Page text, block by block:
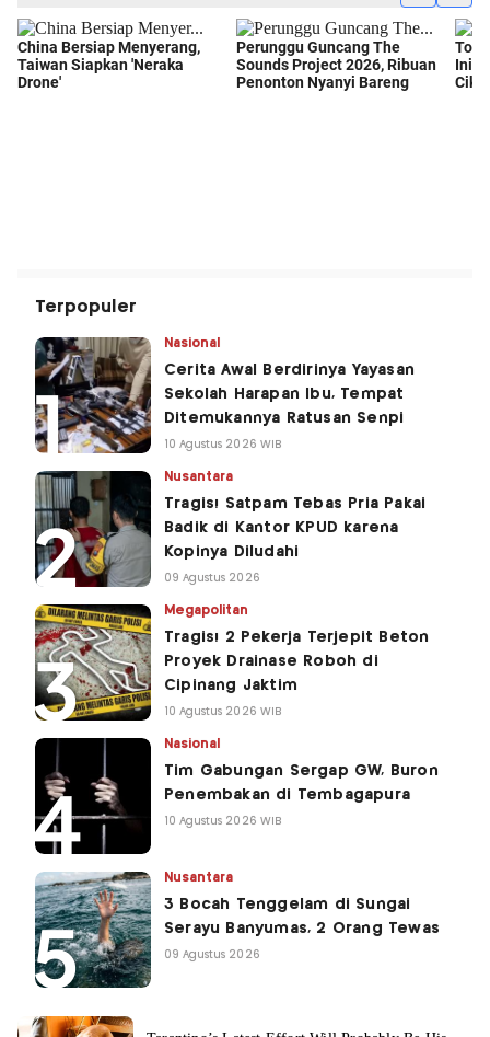
Terpopuler
Nasional
Cerita Awal Berdirinya Yayasan
Sekolah Harapan Ibu, Tempat
Ditemukannya Ratusan Senpi
10 Agustus 2026 WIB
Nusantara
Tragis! Satpam Tebas Pria Pakai
Badik di Kantor KPUD karena
Kopinya Diludahi
09 Agustus 2026
Megapolitan
Tragis! 2 Pekerja Terjepit Beton
Proyek Drainase Roboh di
Cipinang Jaktim
10 Agustus 2026 WIB
Nasional
Tim Gabungan Sergap GW, Buron
Penembakan di Tembagapura
10 Agustus 2026 WIB
Nusantara
3 Bocah Tenggelam di Sungai
Serayu Banyumas, 2 Orang Tewas
09 Agustus 2026